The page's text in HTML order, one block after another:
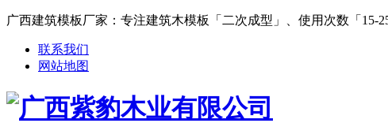
广西建筑模板厂家：专注建筑木模板「二次成型」、使用次数「15-
联系我们
网站地图